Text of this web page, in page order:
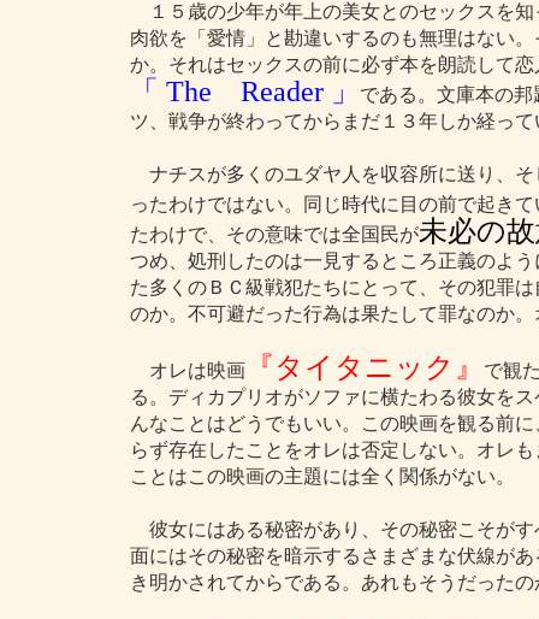
１５歳の少年が年上の美女とのセックスを
肉欲を「愛情」と勘違いするのも無理はない
か。それはセックスの前に必ず本を朗読して
「 The Reader 」
である。文庫本の
ツ、戦争が終わってからまだ１３年しか経っ
ナチスが多くのユダヤ人を収容所に送り、
ったわけではない。同じ時代に目の前で起き
たわけで、その意味では全国民が未必の
つめ、処刑したのは一見するところ正義のよ
た多くのＢＣ級戦犯たちにとって、その犯罪
のか。不可避だった行為は果たして罪なのか
オレは映画『タイタニック』
で観
る。ディカプリオがソファに横たわる彼女を
んなことはどうでもいい。この映画を観る前
らず存在したことをオレは否定しない。オレ
ことはこの映画の主題には全く関係がない。
彼女にはある秘密があり、その秘密こそが
面にはその秘密を暗示するさまざまな伏線が
き明かされてからである。あれもそうだった